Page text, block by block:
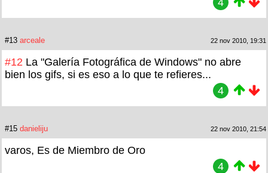
#13 arceale 22 nov 2010, 19:31
#12 La "Galería Fotográfica de Windows" no abre
bien los gifs, si es eso a lo que te refieres...
4
#15 danieliju 22 nov 2010, 21:54
varos, Es de Miembro de Oro
4